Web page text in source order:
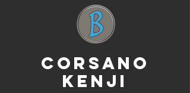
CORSANO
KENJI